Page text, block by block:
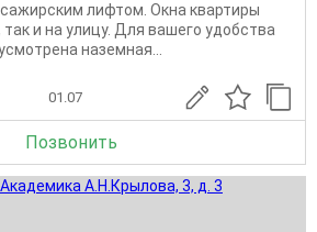
лифтом. Окна квартиры
и на улицу. Для вашего удобства
наземная...
01.07
Позвонить